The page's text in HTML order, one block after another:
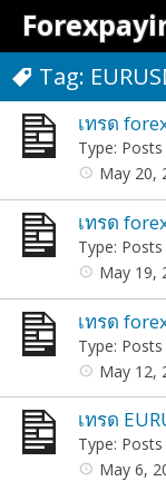
Tag:
เทรด
Type: Posts
May 20,
เทรด
Type: Posts
May 19,
เทรด
Type: Posts
May 12,
เทรด
Type: Posts
May 6,